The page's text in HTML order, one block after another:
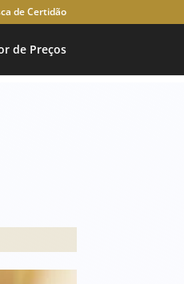
de Certidão
de Preços